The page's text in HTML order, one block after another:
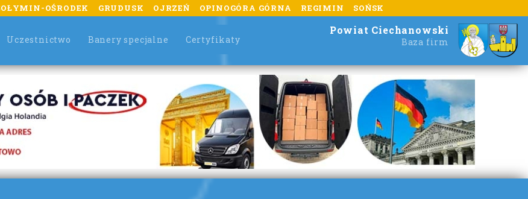
OŚRODEK GRUDUSK OJRZEŃ OPINOGÓRA GÓRNA REGIMIN SOŃSK
Uczestnictwo Banery specjalne Certyfikaty
Powiat Ciechanowski
Baza firm